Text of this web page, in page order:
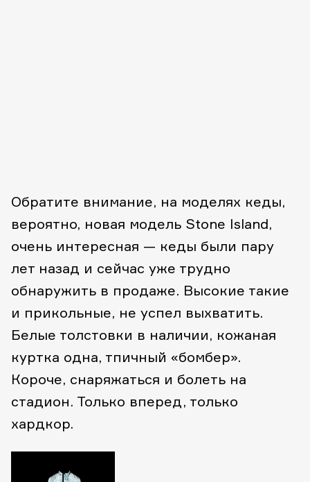
Обратите внимание, на моделях кеды,
вероятно, новая модель Stone Island,
очень интересная — кеды были пару
лет назад и сейчас уже трудно
обнаружить в продаже. Высокие такие
и прикольные, не успел выхватить.
Белые толстовки в наличии, кожаная
куртка одна, тпичный «бомбер».
Короче, снаряжаться и болеть на
стадион. Только вперед, только
хардкор.